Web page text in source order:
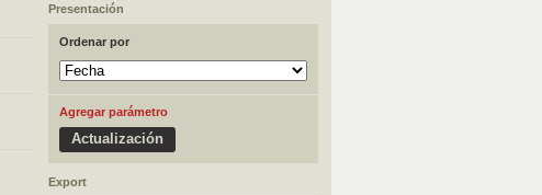
Presentación
Ordenar por
Agregar parámetro
Export